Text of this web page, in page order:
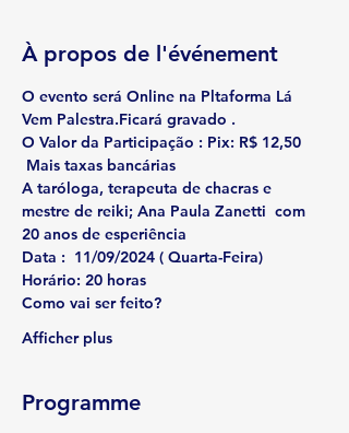
À propos de l'événement
O evento será Online na Pltaforma Lá
Vem Palestra.Ficará gravado .
O Valor da Participação : Pix: R$ 12,50
Mais taxas bancárias
A taróloga, terapeuta de chacras e
mestre de reiki; Ana Paula Zanetti  com
20 anos de esperiência
Data : 11/09/2024 ( Quarta-Feira)
Horário: 20 horas
Como vai ser feito?
Afficher plus
Programme